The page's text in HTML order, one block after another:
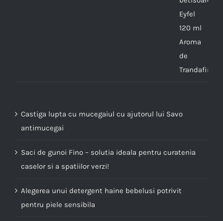
Castiga lupta cu mucegaiul cu ajutorul lui Savo
antimucegai
Saci de gunoi Fino – solutia ideala pentru curatenia
caselor si a spatiilor verzi!
Alegerea unui detergent haine bebelusi potrivit
pentru piele sensibila